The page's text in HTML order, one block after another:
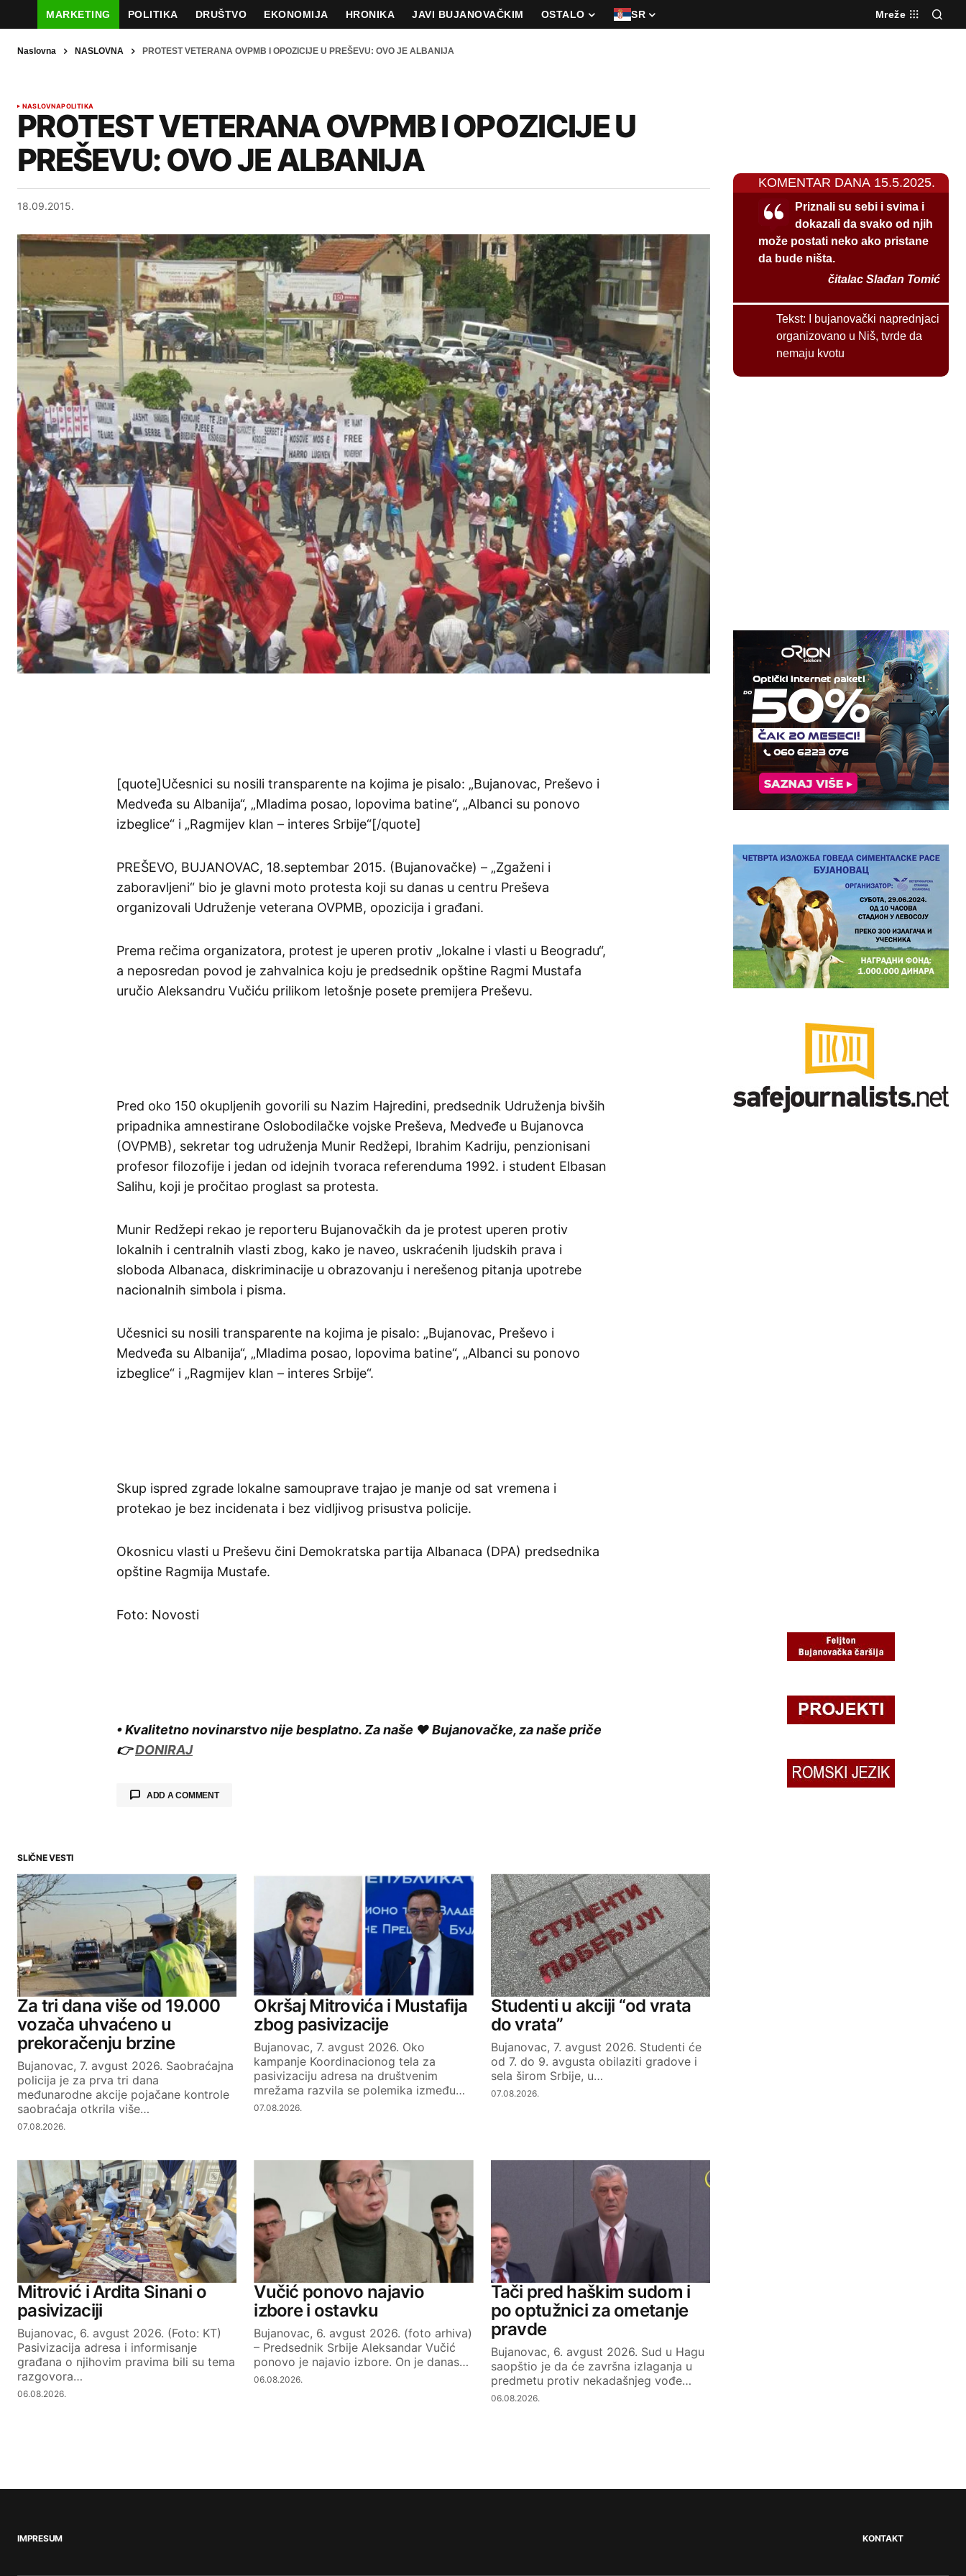
MARKETING POLITIKA DRUŠTVO EKONOMIJA HRONIKA JAVI BUJANOVAČKIM OSTALO SR Mreže
Naslovna NASLOVNA PROTEST VETERANA OVPMB I OPOZICIJE U PREŠEVU: OVO JE ALBANIJA
NASLOVNAPOLITIKA
PROTEST VETERANA OVPMB I OPOZICIJE U
PREŠEVU: OVO JE ALBANIJA
18.09.2015.
[quote]Učesnici su nosili transparente na kojima je pisalo: „Bujanovac, Preševo i
Medveđa su Albanija“, „Mladima posao, lopovima batine“, „Albanci su ponovo
izbeglice“ i „Ragmijev klan – interes Srbije“[/quote]
PREŠEVO, BUJANOVAC, 18.septembar 2015. (Bujanovačke) – „Zgaženi i
zaboravljeni“ bio je glavni moto protesta koji su danas u centru Preševa
organizovali Udruženje veterana OVPMB, opozicija i građani.
Prema rečima organizatora, protest je uperen protiv „lokalne i vlasti u Beogradu“,
a neposredan povod je zahvalnica koju je predsednik opštine Ragmi Mustafa
uručio Aleksandru Vučiću prilikom letošnje posete premijera Preševu.
Pred oko 150 okupljenih govorili su Nazim Hajredini, predsednik Udruženja bivših
pripadnika amnestirane Oslobodilačke vojske Preševa, Medveđe u Bujanovca
(OVPMB), sekretar tog udruženja Munir Redžepi, Ibrahim Kadriju, penzionisani
profesor filozofije i jedan od idejnih tvoraca referenduma 1992. i student Elbasan
Salihu, koji je pročitao proglast sa protesta.
Munir Redžepi rekao je reporteru Bujanovačkih da je protest uperen protiv
lokalnih i centralnih vlasti zbog, kako je naveo, uskraćenih ljudskih prava i
sloboda Albanaca, diskriminacije u obrazovanju i nerešenog pitanja upotrebe
nacionalnih simbola i pisma.
Učesnici su nosili transparente na kojima je pisalo: „Bujanovac, Preševo i
Medveđa su Albanija“, „Mladima posao, lopovima batine“, „Albanci su ponovo
izbeglice“ i „Ragmijev klan – interes Srbije“.
Skup ispred zgrade lokalne samouprave trajao je manje od sat vremena i
protekao je bez incidenata i bez vidljivog prisustva policije.
Okosnicu vlasti u Preševu čini Demokratska partija Albanaca (DPA) predsednika
opštine Ragmija Mustafe.
Foto: Novosti
• Kvalitetno novinarstvo nije besplatno. Za naše ❤️ Bujanovačke, za naše priče
👉DONIRAJ
ADD A COMMENT
Comment*
Your Name Your E-mail
SUBMIT COMMENT
SLIČNE VESTI
Za tri dana više od 19.000
vozača uhvaćeno u
prekoračenju brzine
Bujanovac, 7. avgust 2026. Saobraćajna
policija je za prva tri dana
međunarodne akcije pojačane kontrole
saobraćaja otkrila više…
07.08.2026.
Okršaj Mitrovića i Mustafija
zbog pasivizacije
Bujanovac, 7. avgust 2026. Oko
kampanje Koordinacionog tela za
pasivizaciju adresa na društvenim
mrežama razvila se polemika između…
07.08.2026.
Studenti u akciji “od vrata
do vrata”
Bujanovac, 7. avgust 2026. Studenti će
od 7. do 9. avgusta obilaziti gradove i
sela širom Srbije, u…
07.08.2026.
Mitrović i Ardita Sinani o
pasivizaciji
Bujanovac, 6. avgust 2026. (Foto: KT)
Pasivizacija adresa i informisanje
građana o njihovim pravima bili su tema
razgovora…
06.08.2026.
Vučić ponovo najavio
izbore i ostavku
Bujanovac, 6. avgust 2026. (foto arhiva)
– Predsednik Srbije Aleksandar Vučić
ponovo je najavio izbore. On je danas…
06.08.2026.
Tači pred haškim sudom i
po optužnici za ometanje
pravde
Bujanovac, 6. avgust 2026. Sud u Hagu
saopštio je da će završna izlaganja u
predmetu protiv nekadašnjeg vođe…
06.08.2026.
KOMENTAR DANA 15.5.2025.
Priznali su sebi i svima i
dokazali da svako od njih
može postati neko ako pristane
da bude ništa.
čitalac Slađan Tomić
Tekst:
I bujanovački naprednjaci
organizovano u Niš, tvrde da
nemaju kvotu
IMPRESUM KONTAKT